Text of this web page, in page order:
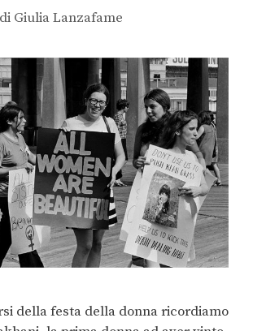
di Giulia Lanzafame
della festa della donna ricordiamo